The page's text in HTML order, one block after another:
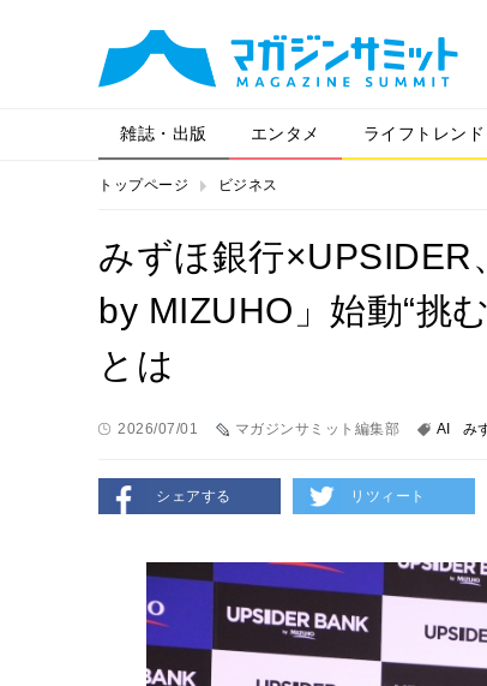
雑誌・出版 エンタメ ライフトレンド
トップページ ビジネス
みずほ銀行
by MIZUHO」始動“挑
とは
2026/07/01 マガジンサミット編集部 AI み
シェアする リツィート